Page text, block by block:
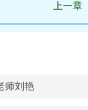
上一章
师刘艳